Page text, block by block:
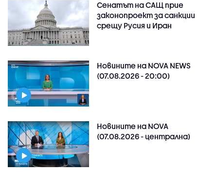
Сенатът на САЩ прие
законопроект за санкции
срещу Русия и Иран
Новините на NOVA NEWS
(07.08.2026 - 20:00)
Новините на NOVA
(07.08.2026 - централна)